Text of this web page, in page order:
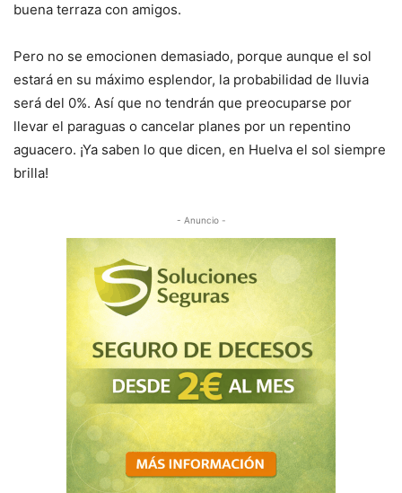
buena terraza con amigos.
Pero no se emocionen demasiado, porque aunque el sol
estará en su máximo esplendor, la probabilidad de lluvia
será del 0%. Así que no tendrán que preocuparse por
llevar el paraguas o cancelar planes por un repentino
aguacero. ¡Ya saben lo que dicen, en Huelva el sol siempre
brilla!
- Anuncio -